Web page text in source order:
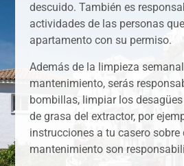
descuido. También es
actividades de las personas
apartamento con su permiso.
Además de la limpieza
mantenimiento, serás
bombillas, limpiar los
de grasa del extractor, por
instrucciones a tu casero sobre
mantenimiento son